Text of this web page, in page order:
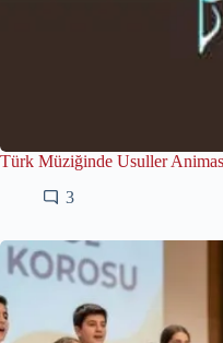
Türk Müziğinde Usuller
3